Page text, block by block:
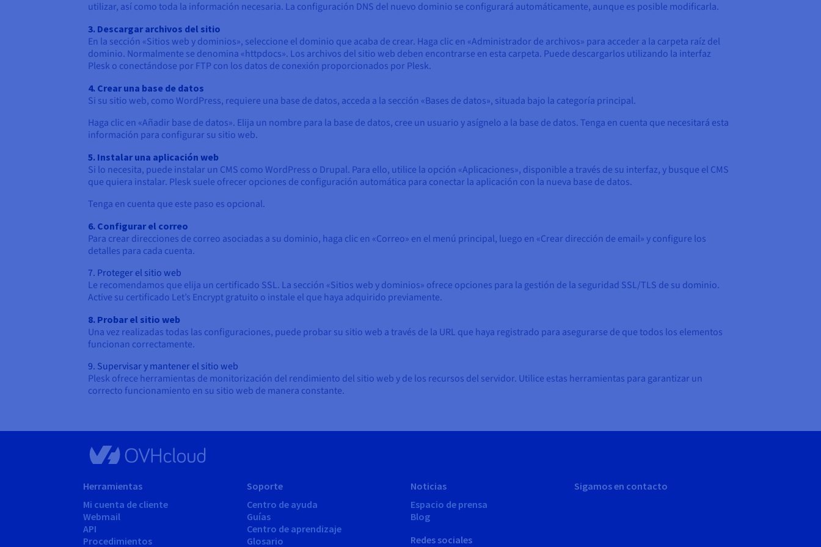
utilizar, así como toda la información necesaria. La configuración DNS del nuevo dominio se configurará automáticamente, aunque es posible modificarla.
3. Descargar archivos del sitio
En la sección «Sitios web y dominios», seleccione el dominio que acaba de crear. Haga clic en «Administrador de archivos» para acceder a la carpeta raíz del
dominio. Normalmente se denomina «httpdocs». Los archivos del sitio web deben encontrarse en esta carpeta. Puede descargarlos utilizando la interfaz
Plesk o conectándose por FTP con los datos de conexión proporcionados por Plesk.
4. Crear una base de datos
Si su sitio web, como WordPress, requiere una base de datos, acceda a la sección «Bases de datos», situada bajo la categoría principal.
Haga clic en «Añadir base de datos». Elija un nombre para la base de datos, cree un usuario y asígnelo a la base de datos. Tenga en cuenta que necesitará esta
información para configurar su sitio web.
5. Instalar una aplicación web
Si lo necesita, puede instalar un CMS como WordPress o Drupal. Para ello, utilice la opción «Aplicaciones», disponible a través de su interfaz, y busque el CMS
que quiera instalar. Plesk suele ofrecer opciones de configuración automática para conectar la aplicación con la nueva base de datos.
Tenga en cuenta que este paso es opcional.
6. Configurar el correo
Para crear direcciones de correo asociadas a su dominio, haga clic en «Correo» en el menú principal, luego en «Crear dirección de email» y configure los
detalles para cada cuenta.
7. Proteger el sitio web
Le recomendamos que elija un certificado SSL. La sección «Sitios web y dominios» ofrece opciones para la gestión de la seguridad SSL/TLS de su dominio.
Active su certificado Let’s Encrypt gratuito o instale el que haya adquirido previamente.
8. Probar el sitio web
Una vez realizadas todas las configuraciones, puede probar su sitio web a través de la URL que haya registrado para asegurarse de que todos los elementos
funcionan correctamente.
9. Supervisar y mantener el sitio web
Plesk ofrece herramientas de monitorización del rendimiento del sitio web y de los recursos del servidor. Utilice estas herramientas para garantizar un
correcto funcionamiento en su sitio web de manera constante.
Herramientas
Mi cuenta de cliente
Webmail
API
Procedimientos
Soporte
Centro de ayuda
Guías
Centro de aprendizaje
Glosario
Noticias
Espacio de prensa
Blog
Redes sociales
Sigamos en contacto